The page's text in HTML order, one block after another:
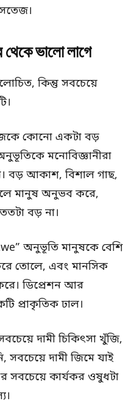
ভালো লাগে
কিন্তু সবচেয়ে
কোনো একটা বড়
মনোবিজ্ঞানীরা
বড় আকাশ, বিশাল গাছ,
মানুষ অনুভব করে,
বড় না।
অনুভূতি মানুষকে বেশি
তোলে, এবং মানসিক
করে। ডিপ্রেশন আর
প্রাকৃতিক ঢাল।
দামী চিকিৎসা খুঁজি,
সবচেয়ে দামী জিমে যাই
কার্যকর ওষুধটা